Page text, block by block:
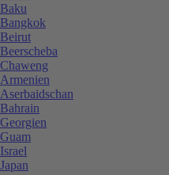
Baku
Bangkok
Beirut
Beerscheba
Chaweng
Armenien
Aserbaidschan
Bahrain
Georgien
Guam
Israel
Japan